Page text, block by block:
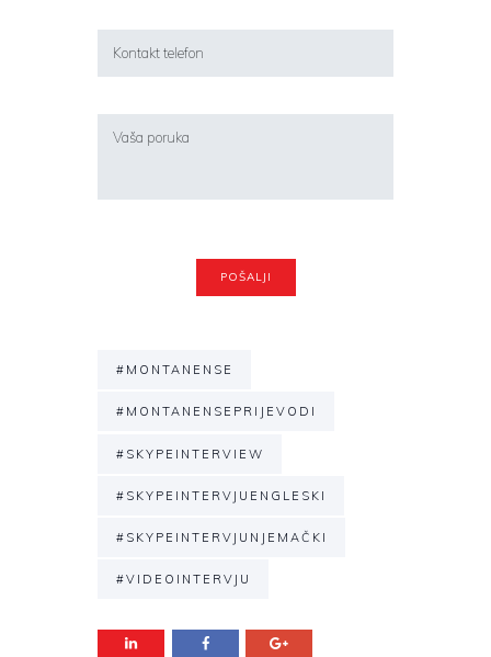
#MONTANENSE
#MONTANENSEPRIJEVODI
#SKYPEINTERVIEW
#SKYPEINTERVJUENGLESKI
#SKYPEINTERVJUNJEMAČKI
#VIDEOINTERVJU